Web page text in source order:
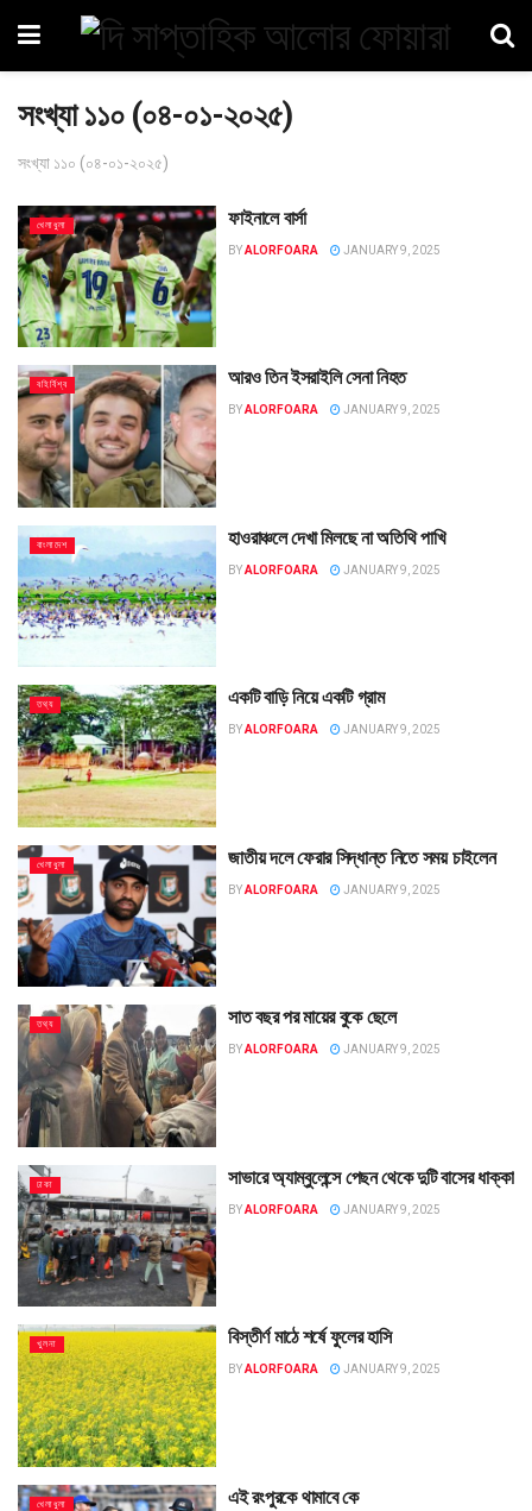
সংখ্যা ১১০ (০৪-০১-২০২৫)
সংখ্যা ১১০ (০৪-০১-২০২৫)
খেলাধুলা ফাইনালে বার্সা
BYALORFOARA JANUARY 9, 2025
বহির্বিশ্ব আরও তিন ইসরাইলি সেনা নিহত
BYALORFOARA JANUARY 9, 2025
বাংলাদেশ হাওরাঞ্চলে দেখা মিলছে না অতিথি পাখি
BYALORFOARA JANUARY 9, 2025
তথ্য একটি বাড়ি নিয়ে একটি গ্রাম
BYALORFOARA JANUARY 9, 2025
খেলাধুলা জাতীয় দলে ফেরার সিদ্ধান্ত নিতে সময় চাইলেন
BYALORFOARA JANUARY 9, 2025
তথ্য সাত বছর পর মায়ের বুকে ছেলে
BYALORFOARA JANUARY 9, 2025
ঢাকা সাভারে অ্যাম্বুলেন্সে পেছন থেকে দুটি বাসের ধাক্কা
BYALORFOARA JANUARY 9, 2025
খুলনা বিস্তীর্ণ মাঠে শর্ষে ফুলের হাসি
BYALORFOARA JANUARY 9, 2025
খেলাধুলা এই রংপুরকে থামাবে কে